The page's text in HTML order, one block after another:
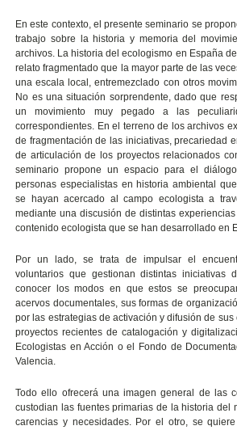
En este contexto, el presente seminario se
trabajo sobre la historia y memoria del
archivos. La historia del ecologismo en España
relato fragmentado que la mayor parte de las
una escala local, entremezclado con otros
No es una situación sorprendente, dado que
un movimiento muy pegado a las
correspondientes. En el terreno de los archivos
de fragmentación de las iniciativas, precariedad
de articulación de los proyectos relacionados
seminario propone un espacio para el
personas especialistas en historia ambiental
se hayan acercado al campo ecologista a
mediante una discusión de distintas
contenido ecologista que se han desarrollado en
Por un lado, se trata de impulsar el
voluntarios que gestionan distintas iniciativas
conocer los modos en que estos se
acervos documentales, sus formas de
por las estrategias de activación y difusión de
proyectos recientes de catalogación y
Ecologistas en Acción o el Fondo de
Valencia.
Todo ello ofrecerá una imagen general de las
custodian las fuentes primarias de la historia del
carencias y necesidades. Por el otro, se